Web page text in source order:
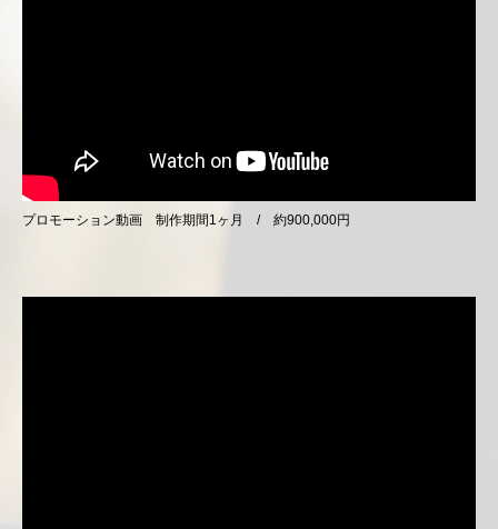
プロモーション動画 制作期間1ヶ月 / 約900,000円